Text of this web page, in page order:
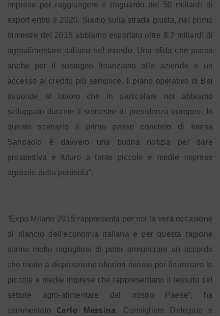
imprese per raggiungere il traguardo dei 50 miliardi di
export entro il 2020. Siamo sulla strada giusta, nel primo
trimestre del 2015 abbiamo esportato oltre 8,7 miliardi di
agroalimentare italiano nel mondo. Una sfida che passa
anche per il sostegno finanziario alle aziende e un
accesso al credito più semplice. Il piano operativo di Bei
risponde al lavoro che in particolare noi abbiamo
sviluppato durante il semestre di presidenza europeo. In
questo scenario il primo passo concreto di Intesa
Sanpaolo è davvero una buona notizia per dare
prospettiva e futuro a tante piccole e medie imprese
agricole della penisola”.
“Expo Milano 2015 rappresenta per noi la vera occasione
di rilancio dell’economia italiana e per questa ragione
siamo molto orgogliosi di poter annunciare un accordo
che mette a disposizione ulteriori risorse per finanziare le
piccole e medie imprese che rappresentano il tessuto del
settore agro-alimentare del nostro Paese”, ha
commentato Carlo Messina , Consigliere Delegato e